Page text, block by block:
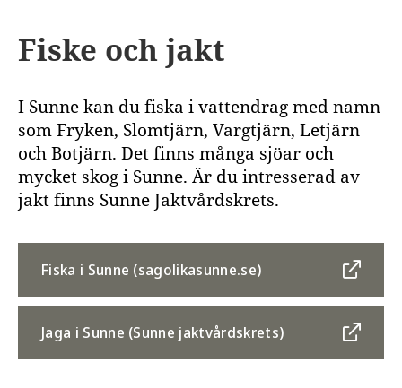
Fiske och jakt
I Sunne kan du fiska i vattendrag med namn
som Fryken, Slomtjärn, Vargtjärn, Letjärn
och Botjärn. Det finns många sjöar och
mycket skog i Sunne. Är du intresserad av
jakt finns Sunne Jaktvårdskrets.
Fiska i Sunne (sagolikasunne.se)
Jaga i Sunne (Sunne jaktvårdskrets)